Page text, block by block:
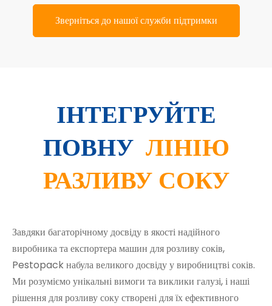
Зверніться до нашої служби підтримки
ІНТЕГРУЙТЕ
ПОВНУ ЛІНІЮ
РАЗЛИВУ СОКУ
Завдяки багаторічному досвіду в якості надійного
виробника та експортера машин для розливу соків,
Pestopack набула великого досвіду у виробництві соків.
Ми розуміємо унікальні вимоги та виклики галузі, і наші
рішення для розливу соку створені для їх ефективного